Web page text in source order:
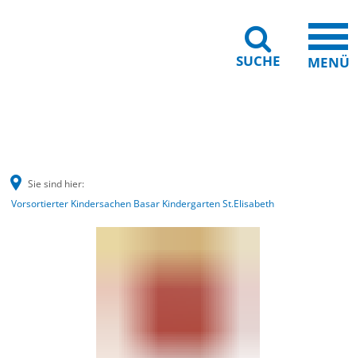
SUCHE MENÜ
Sie sind hier:
Vorsortierter Kindersachen Basar Kindergarten St.Elisabeth